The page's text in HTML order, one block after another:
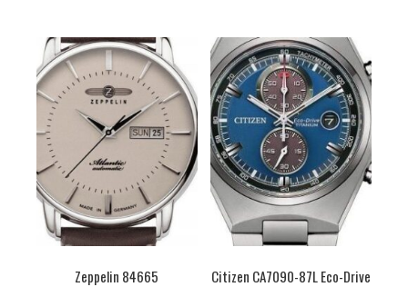
Zeppelin 84665 Citizen CA7090-87L Eco-Drive